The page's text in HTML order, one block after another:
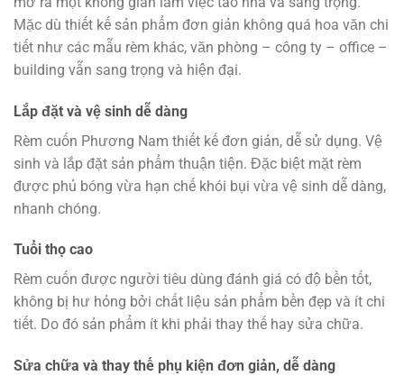
Mặc dù thiết kế sản phẩm đơn giản không quá hoa văn chi
tiết như các mẫu rèm khác, văn phòng – công ty – office –
building vẫn sang trọng và hiện đại.
Lắp đặt và vệ sinh dễ dàng
Rèm cuốn Phương Nam thiết kế đơn giản, dễ sử dụng. Vệ
sinh và lắp đặt sản phẩm thuận tiện. Đặc biệt mặt rèm
được phủ bóng vừa hạn chế khói bụi vừa vệ sinh dễ dàng,
nhanh chóng.
Tuổi thọ cao
Rèm cuốn được người tiêu dùng đánh giá có độ bền tốt,
không bị hư hỏng bởi chất liệu sản phẩm bền đẹp và ít chi
tiết. Do đó sản phẩm ít khi phải thay thế hay sửa chữa.
Sửa chữa và thay thế phụ kiện đơn giản, dễ dàng